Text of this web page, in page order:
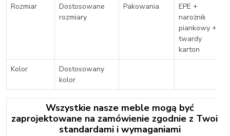
Rozmiar
Dostosowane
rozmiary
Pakowania
EPE +
narożnik
piankowy +
twardy
karton
Kolor
Dostosowany
kolor
Wszystkie nasze meble mogą być
zaprojektowane na zamówienie zgodnie z Twoimi
standardami i wymaganiami